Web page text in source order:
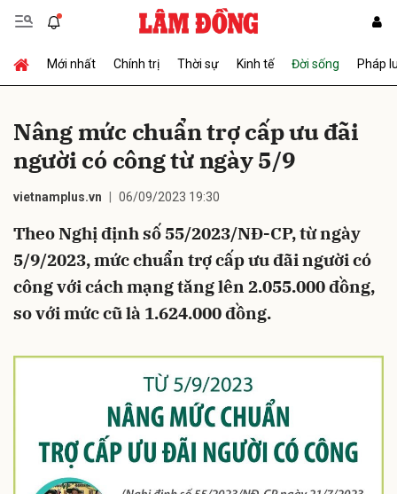
Mới nhất Chính trị Thời sự Kinh tế Đời sống Pháp
Nâng mức chuẩn trợ cấp ưu đãi
người có công từ ngày 5/9
vietnamplus.vn 06/09/2023 19:30
Theo Nghị định số 55/2023/NĐ-CP, từ ngày
5/9/2023, mức chuẩn trợ cấp ưu đãi người có
công với cách mạng tăng lên 2.055.000 đồng,
so với mức cũ là 1.624.000 đồng.
Gửi bình luận
Hủy Gửi